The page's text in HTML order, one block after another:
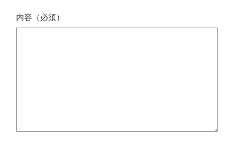
内容（必須）